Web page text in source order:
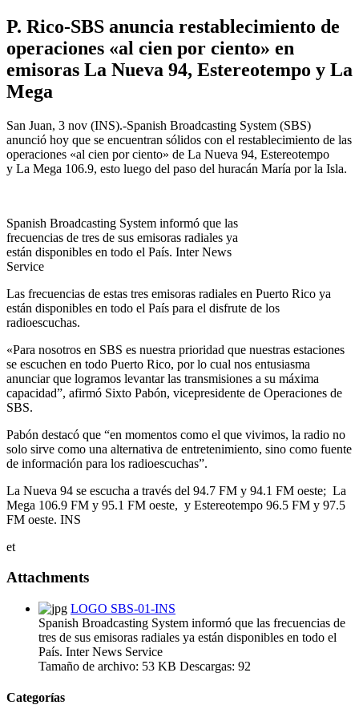
P. Rico-SBS anuncia restablecimiento de
operaciones «al cien por ciento» en
emisoras La Nueva 94, Estereotempo y La
Mega
San Juan, 3 nov (INS).-Spanish Broadcasting System (SBS)
anunció hoy que se encuentran sólidos con el restablecimiento de las
operaciones «al cien por ciento» de La Nueva 94, Estereotempo
y La Mega 106.9, esto luego del paso del huracán María por la Isla.
Spanish Broadcasting System informó que las
frecuencias de tres de sus emisoras radiales ya
están disponibles en todo el País. Inter News
Service
Las frecuencias de estas tres emisoras radiales en Puerto Rico ya
están disponibles en todo el País para el disfrute de los
radioescuchas.
«Para nosotros en SBS es nuestra prioridad que nuestras estaciones
se escuchen en todo Puerto Rico, por lo cual nos entusiasma
anunciar que logramos levantar las transmisiones a su máxima
capacidad”, afirmó Sixto Pabón, vicepresidente de Operaciones de
SBS.
Pabón destacó que “en momentos como el que vivimos, la radio no
solo sirve como una alternativa de entretenimiento, sino como fuente
de información para los radioescuchas”.
La Nueva 94 se escucha a través del 94.7 FM y 94.1 FM oeste; La
Mega 106.9 FM y 95.1 FM oeste, y Estereotempo 96.5 FM y 97.5
FM oeste. INS
et
Attachments
LOGO SBS-01-INS
Spanish Broadcasting System informó que las frecuencias de
tres de sus emisoras radiales ya están disponibles en todo el
País. Inter News Service
Tamaño de archivo: 53 KB Descargas: 92
Categorías